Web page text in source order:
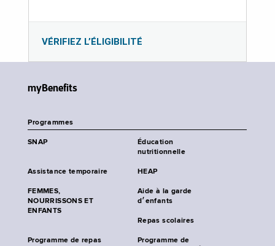
VÉRIFIEZ L’ÉLIGIBILITÉ
myBenefits
Programmes
SNAP
Éducation
nutritionnelle
Assistance temporaire HEAP
FEMMES,
NOURRISSONS ET
ENFANTS
Aide à la garde
d׳enfants
Repas scolaires
Programme de repas
Programme de